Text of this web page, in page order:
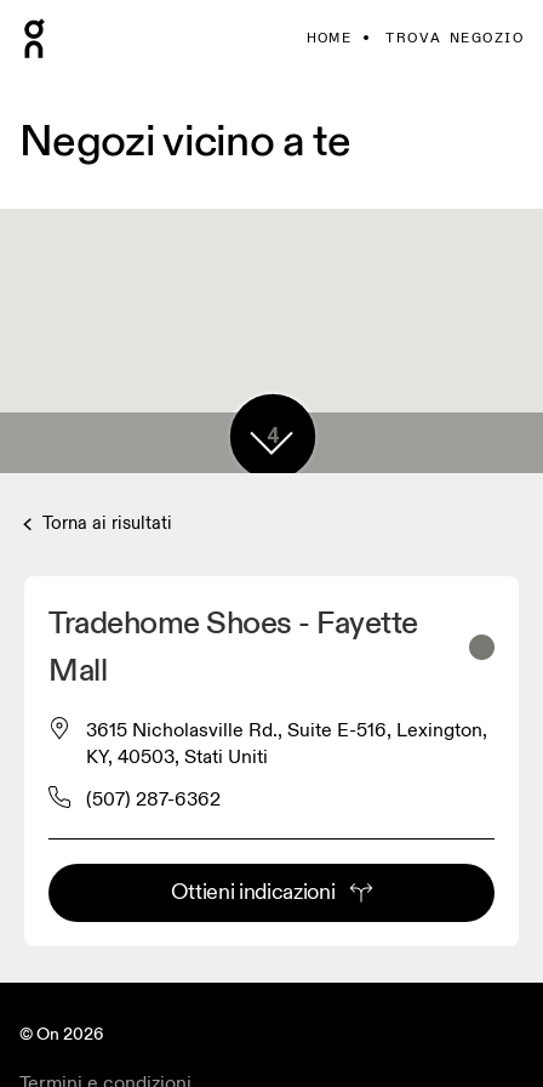
HOME TROVA NEGOZIO
Negozi vicino a te
4
Torna ai risultati
Tradehome Shoes - Fayette
Mall
3615 Nicholasville Rd., Suite E-516, Lexington,
KY, 40503, Stati Uniti
(507) 287-6362
Ottieni indicazioni
© On 2026